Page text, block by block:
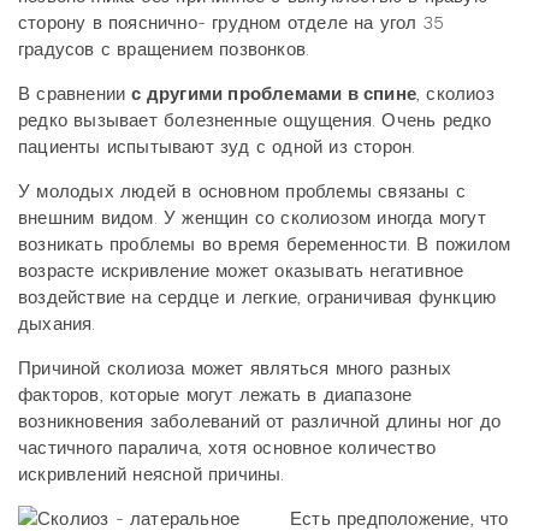
сторону в пояснично- грудном отделе на угол 35
градусов с вращением позвонков.
В сравнениис другими проблемами в спине, сколиоз
редко вызывает болезненные ощущения. Очень редко
пациенты испытывают зуд с одной из сторон.
У молодых людей в основном проблемы связаны с
внешним видом. У женщин со сколиозом иногда могут
возникать проблемы во время беременности. В пожилом
возрасте искривление может оказывать негативное
воздействие на сердце и легкие, ограничивая функцию
дыхания.
Причиной сколиоза может являться много разных
факторов, которые могут лежать в диапазоне
возникновения заболеваний от различной длины ног до
частичного паралича, хотя основное количество
искривлений неясной причины.
Есть предположение, что